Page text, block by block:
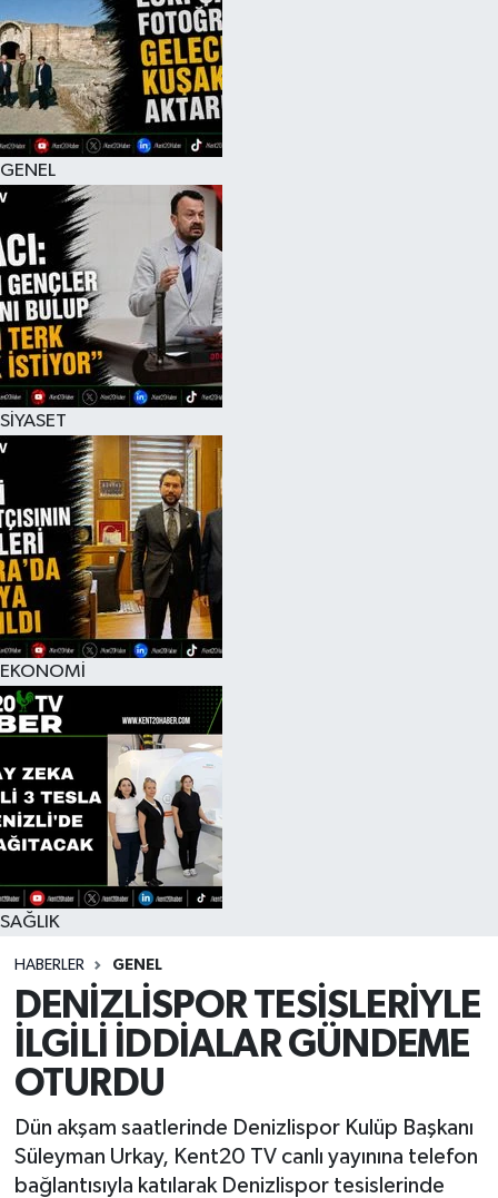
GENEL
SİYASET
EKONOMİ
SAĞLIK
HABERLER GENEL
DENİZLİSPOR TESİSLERİYLE
İLGİLİ İDDİALAR GÜNDEME
OTURDU
Dün akşam saatlerinde Denizlispor Kulüp Başkanı
Süleyman Urkay, Kent20 TV canlı yayınına telefon
bağlantısıyla katılarak Denizlispor tesislerinde
RESMİ İLAN